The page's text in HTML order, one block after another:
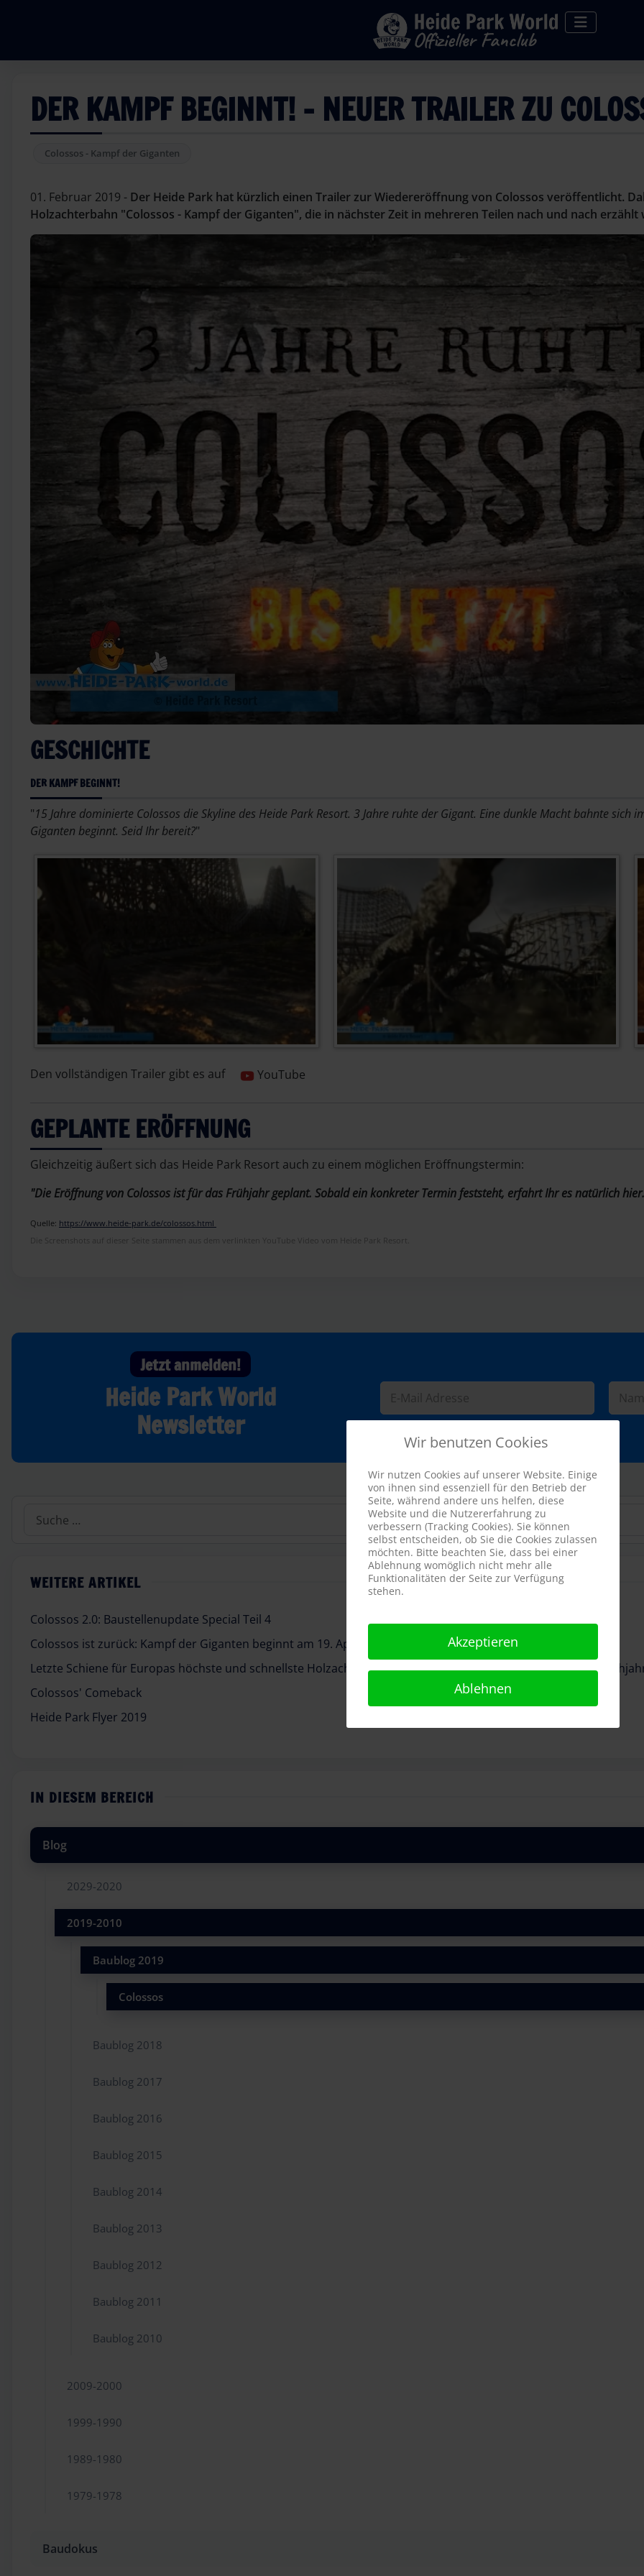
DER KAMPF BEGINNT! - NEUER TRAILER ZU
Colossos - Kampf der Giganten
01. Februar 2019 - Der Heide Park hat kürzlich einen Trailer zur Wiedereröffnung von Colossos veröffentlicht.
Holzachterbahn "Colossos - Kampf der Giganten", die in nächster Zeit in mehreren Teilen nach und nach erzählt
GESCHICHTE
DER KAMPF BEGINNT!
"15 Jahre dominierte Colossos die Skyline des Heide Park Resort. 3 Jahre ruhte der Gigant. Eine dunkle Macht bahnte
Giganten beginnt. Seid Ihr bereit?"
Den vollständigen Trailer gibt es auf YouTube
GEPLANTE ERÖFFNUNG
Gleichzeitig äußert sich das Heide Park Resort auch zu einem möglichen Eröffnungstermin:
"Die Eröffnung von Colossos ist für das Frühjahr geplant. Sobald ein konkreter Termin feststeht, erfahrt Ihr es natürlich
Quelle: https://www.heide-park.de/colossos.html
Die Screenshots auf dieser Seite stammen aus dem verlinkten YouTube Video vom Heide Park Resort.
Jetzt anmelden!
Heide Park World
Newsletter
Suchen
WEITERE ARTIKEL
Colossos 2.0: Baustellenupdate Special Teil 4
Colossos ist zurück: Kampf der Giganten beginnt am 19. April 2019
Letzte Schiene für Europas höchste und schnellste Holzachterbahn - Der Kampf der Giganten beginnt im
Colossos' Comeback
Heide Park Flyer 2019
IN DIESEM BEREICH
Blog
2029-2020
2019-2010
Baublog 2019
Colossos
Baublog 2018
Baublog 2017
Baublog 2016
Baublog 2015
Baublog 2014
Baublog 2013
Baublog 2012
Baublog 2011
Baublog 2010
2009-2000
1999-1990
1989-1980
1979-1978
Baudokus
Wir benutzen Cookies
Wir nutzen Cookies auf unserer Website. Einige
von ihnen sind essenziell für den Betrieb der
Seite, während andere uns helfen, diese
Website und die Nutzererfahrung zu
verbessern (Tracking Cookies). Sie können
selbst entscheiden, ob Sie die Cookies zulassen
möchten. Bitte beachten Sie, dass bei einer
Ablehnung womöglich nicht mehr alle
Funktionalitäten der Seite zur Verfügung
stehen.
Akzeptieren
Ablehnen